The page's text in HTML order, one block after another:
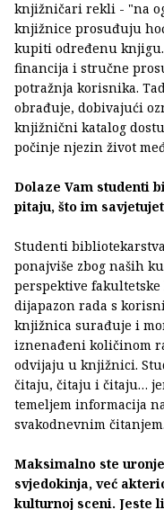
knjižničari rekli - "na
knjižnice prosuđuju
kupiti određenu
financija i stručne
potražnja korisnika.
obrađuje, dobivajući
knjižnični katalog
počinje njezin život
Dolaze Vam studenti
pitaju, što im
Studenti
ponajviše zbog naših
perspektive
dijapazon rada s
knjižnica surađuje i
iznenađeni količinom
odvijaju u knjižnici.
čitaju, čitaju i čitaju…
temeljem informacija
svakodnevnim čitanjem.
Maksimalno ste
svjedokinja, već
kulturnoj sceni. Jeste